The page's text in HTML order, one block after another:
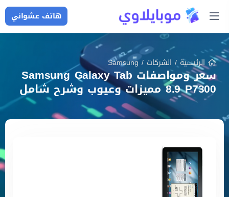
هاتف عشوائي
الرئيسية/ الشركات /
Samsung
سعر ومواصفات Samsung Galaxy Tab
8.9 P7300 مميزات وعيوب وشرح شامل